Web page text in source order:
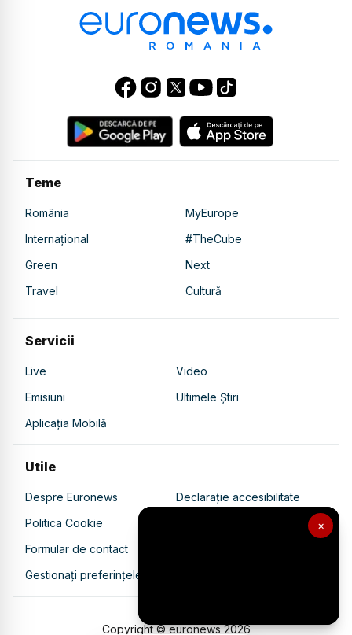
×
Teme
România
MyEurope
Internațional
#TheCube
Green
Next
Travel
Cultură
Servicii
Live
Video
Emisiuni
Ultimele Știri
Aplicația Mobilă
Utile
Despre Euronews
Declarație accesibilitate
Politica Cookie
Politica de confidențialitate
Formular de contact
Gestionați preferințele
Copyright © euronews2026